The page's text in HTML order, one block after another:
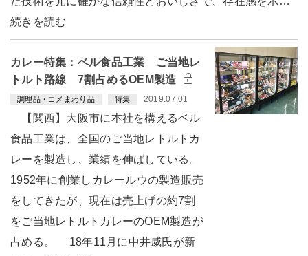
続きを読む
カレー特集：ベル食品工業 ご当地レ
トルト路線 7割占めるOEM製造
調理品・コメまわり品 特集 2019.07.01
【関西】大阪市に本社を構えるベル
食品工業は、全国のご当地レトルトカ
レーを製造し、業績を伸ばしている。
1952年に創業しカレールウの製造販売
をしてきたが、現在は売上げの約7割
をご当地レトルトカレーのOEM製造が
占める。 18年11月に中井威氏が新